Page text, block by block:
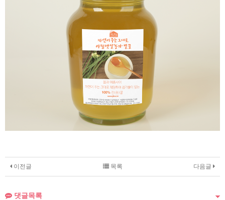
이전글 다음글
목록
댓글목록